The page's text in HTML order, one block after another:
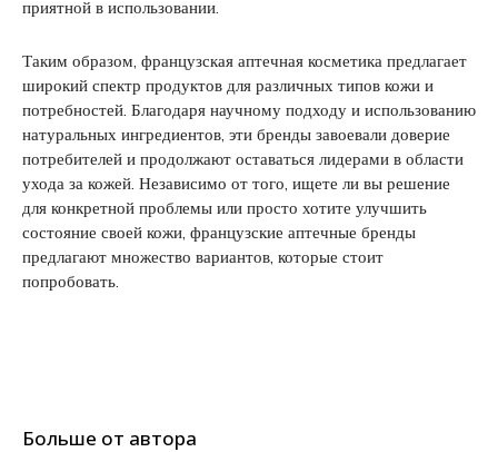
приятной в использовании.
Таким образом, французская аптечная косметика предлагает
широкий спектр продуктов для различных типов кожи и
потребностей. Благодаря научному подходу и использованию
натуральных ингредиентов, эти бренды завоевали доверие
потребителей и продолжают оставаться лидерами в области
ухода за кожей. Независимо от того, ищете ли вы решение
для конкретной проблемы или просто хотите улучшить
состояние своей кожи, французские аптечные бренды
предлагают множество вариантов, которые стоит
попробовать.
Больше от автора